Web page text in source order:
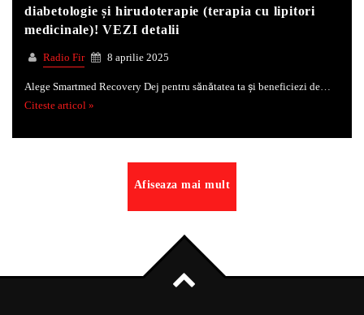
diabetologie și hirudoterapie (terapia cu lipitori
medicinale)! VEZI detalii
Radio Fir 8 aprilie 2025
Alege Smartmed Recovery Dej pentru sănătatea ta și beneficiezi de…
Citeste articol »
Afiseaza mai mult